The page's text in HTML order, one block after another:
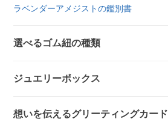
ラベンダーアメジストの鑑別書
選べるゴム紐の種類
ジュエリーボックス
想いを伝えるグリーティングカード